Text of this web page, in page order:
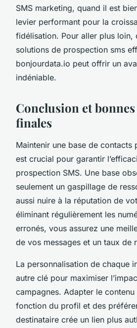
SMS marketing, quand il est
levier performant pour la
fidélisation. Pour aller plus loin,
solutions de prospection sms
bonjourdata.io peut offrir un
indéniable.
Conclusion et
finales
Maintenir une base de contacts
est crucial pour garantir
prospection SMS. Une base
seulement un gaspillage de
aussi nuire à la réputation de
éliminant régulièrement les
erronés, vous assurez une
de vos messages et un taux de
La personnalisation de chaque
autre clé pour maximiser
campagnes. Adapter le contenu
fonction du profil et des
destinataire crée un lien plus